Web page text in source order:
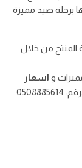
برحلة صيد مميزة
المنتج من خلال
و اسعار